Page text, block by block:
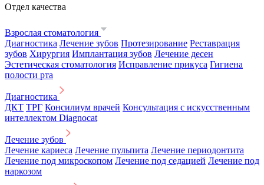
Отдел качества
Взрослая стоматология
Диагностика Лечение зубов Протезирование Реставрация
зубов Хирургия Имплантация зубов Лечение десен
Эстетическая стоматология Исправление прикуса Гигиена
полости рта
Диагностика
ДКТ ТРГ Консилиум врачей Консультация с искусственным
интеллектом Diagnocat
Лечение зубов
Лечение кариеса Лечение пульпита Лечение периодонтита
Лечение под микроскопом Лечение под седацией Лечение под
наркозом